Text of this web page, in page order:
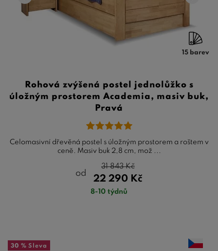
15 barev
Rohová zvýšená postel jednolůžko s
úložným prostorem Academia, masiv buk,
Pravá
Celomasivní dřevěná postel s úložným prostorem a roštem v
ceně. Masiv buk 2,8 cm, mož ...
od
22 290 Kč
31 843Kč
8-10 týdnů
30 % Sleva